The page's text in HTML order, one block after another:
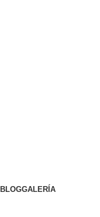
BLOGGALERÍA